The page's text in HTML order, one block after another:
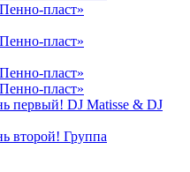
пласт»
пласт»
пласт»
пласт»
первый! DJ Matisse & DJ
второй! Группа